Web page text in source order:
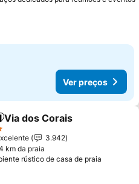
Ver preços
aos favoritos
Via dos Corais
3.942
km da praia
rústico de casa de praia